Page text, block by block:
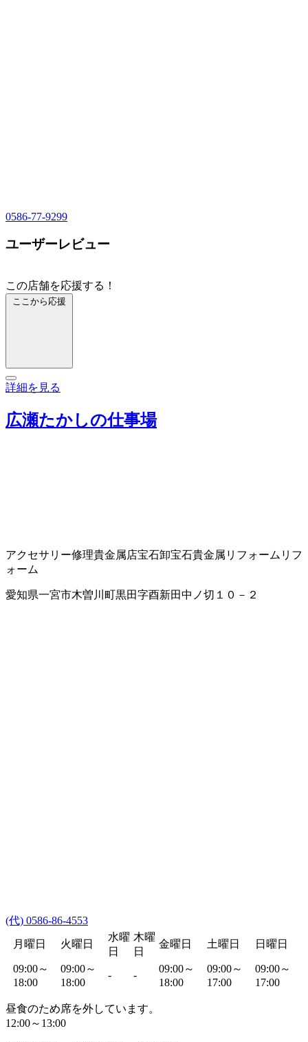
0586-77-9299
ユーザーレビュー
この店舗を応援する！
ここから応援
詳細を見る
広瀬たかしの仕事場
アクセサリー修理貴金属店宝石卸宝石貴金属リフォーム リフ
ォーム
愛知県一宮市木曽川町黒田字酉新田中ノ切１０－２
(代) 0586-86-4553
月曜日
火曜日
水曜
日
木曜
日
金曜日 土曜日 日曜日
09:00～
18:00
09:00～
18:00
- -
09:00～
18:00
09:00～
17:00
09:00～
17:00
昼食のため席を外しています。
12:00～13:00